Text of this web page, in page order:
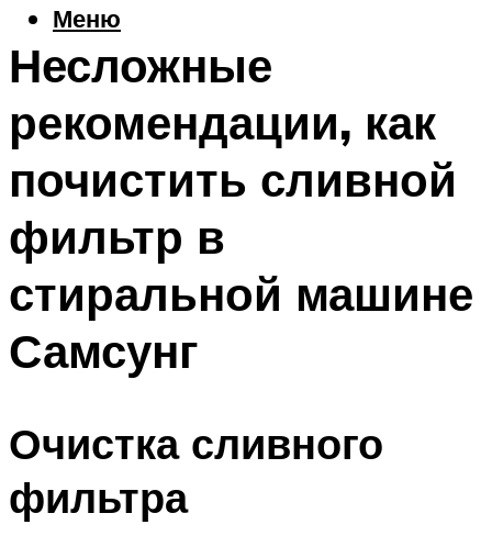
Меню
Несложные
рекомендации, как
почистить сливной
фильтр в
стиральной машине
Самсунг
Очистка сливного
фильтра